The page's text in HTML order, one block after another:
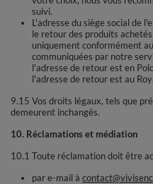
suivi.
L'adresse du siège social de
le retour des produits
uniquement conformément
communiquées par notre
l'adresse de retour est en
l'adresse de retour est au
9.15 Vos droits légaux, tels que
demeurent inchangés.
10. Réclamations et médiation
10.1 Toute réclamation doit être
par e-mail à